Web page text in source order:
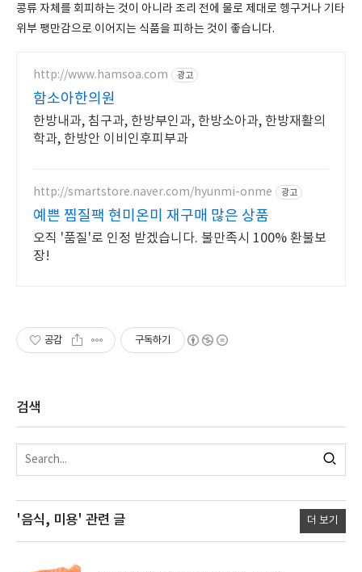
콩류 자체를 회피하는 것이 아니라 조리 전에 물로 제대로 헹구거나 기타
위부 팽만감으로 이어지는 식품을 피하는 것이 좋습니다.
http://www.hamsoa.com 광고
함소아한의원
한방내과, 침구과, 한방부인과, 한방소아과, 한방재활의
학과, 한방안 이비인후피부과
http://smartstore.naver.com/hyunmi-onme 광고
예쁜 찜질팩 현미온미 재구매 많은 상품
오직 '품질'로 인정 받겠습니다. 불만족시 100% 환불보
장!
공감 구독하기
검색
'음식, 미용' 관련 글 더 보기